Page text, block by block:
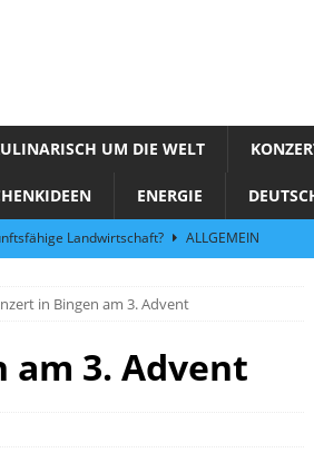
UM DIE WELT
ENERGIE
Landwirtschaft?
ALLGEMEIN
und der Türkei
ALLGEMEIN
sind unterwegs: Das große
in Bingen am 3. Advent
3. Advent